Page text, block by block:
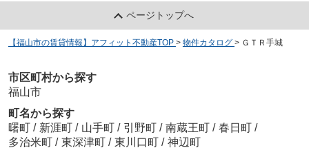
ページトップへ
【福山市の賃貸情報】アフィット不動産TOP > 物件カタログ > ＧＴＲ手城
市区町村から探す
福山市
町名から探す
曙町 / 新涯町 / 山手町 / 引野町 / 南蔵王町 / 春日町 /
多治米町 / 東深津町 / 東川口町 / 神辺町